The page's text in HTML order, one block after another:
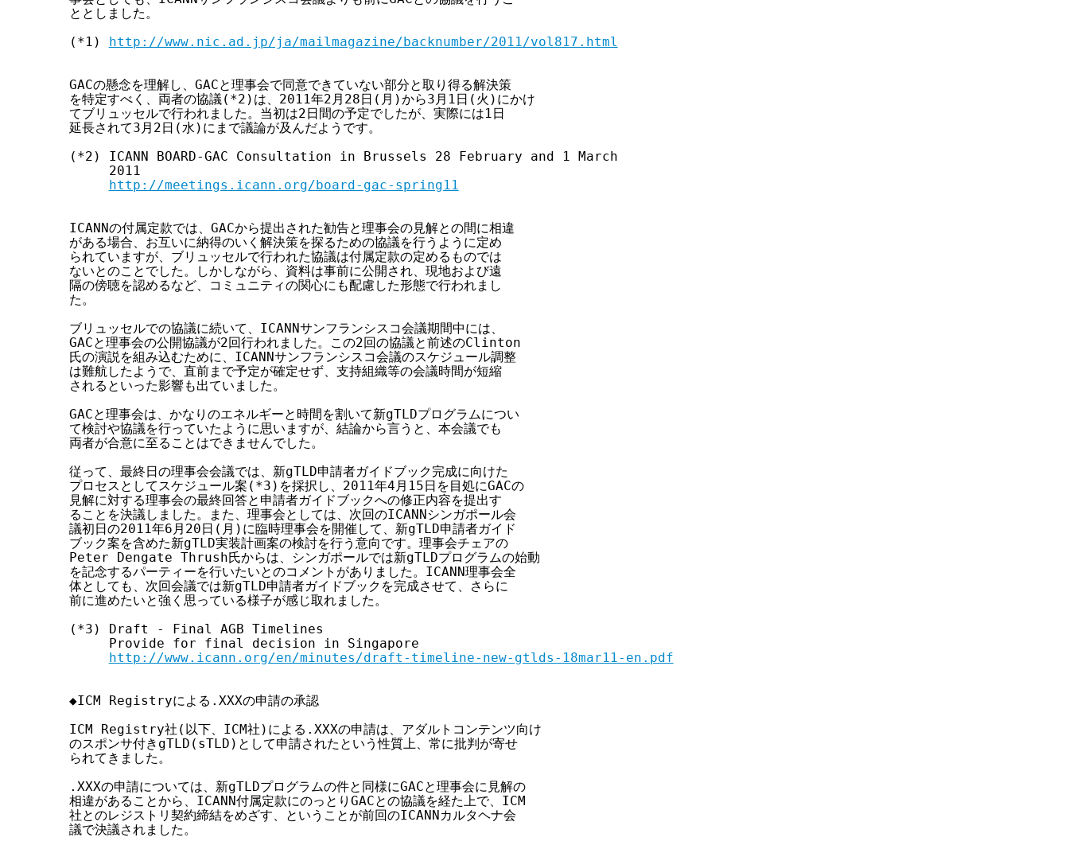
ととしました。
(*1) http://www.nic.ad.jp/ja/mailmagazine/backnumber/2011/vol817.html
GACの懸念を理解し、GACと理事会で同意できていない部分と取り得る解決策
を特定すべく、両者の協議(*2)は、2011年2月28日(月)から3月1日(火)にかけ
てブリュッセルで行われました。当初は2日間の予定でしたが、実際には1日
延長されて3月2日(水)にまで議論が及んだようです。
(*2) ICANN BOARD-GAC Consultation in Brussels 28 February and 1 March
     2011
http://meetings.icann.org/board-gac-spring11
ICANNの付属定款では、GACから提出された勧告と理事会の見解との間に相違
がある場合、お互いに納得のいく解決策を探るための協議を行うように定め
られていますが、ブリュッセルで行われた協議は付属定款の定めるものでは
ないとのことでした。しかしながら、資料は事前に公開され、現地および遠
隔の傍聴を認めるなど、コミュニティの関心にも配慮した形態で行われまし
た。
ブリュッセルでの協議に続いて、ICANNサンフランシスコ会議期間中には、
GACと理事会の公開協議が2回行われました。この2回の協議と前述のClinton
氏の演説を組み込むために、ICANNサンフランシスコ会議のスケジュール調整
は難航したようで、直前まで予定が確定せず、支持組織等の会議時間が短縮
されるといった影響も出ていました。
GACと理事会は、かなりのエネルギーと時間を割いて新gTLDプログラムについ
て検討や協議を行っていたように思いますが、結論から言うと、本会議でも
両者が合意に至ることはできませんでした。
従って、最終日の理事会会議では、新gTLD申請者ガイドブック完成に向けた
プロセスとしてスケジュール案(*3)を採択し、2011年4月15日を目処にGACの
見解に対する理事会の最終回答と申請者ガイドブックへの修正内容を提出す
ることを決議しました。また、理事会としては、次回のICANNシンガポール会
議初日の2011年6月20日(月)に臨時理事会を開催して、新gTLD申請者ガイド
ブック案を含めた新gTLD実装計画案の検討を行う意向です。理事会チェアの
Peter Dengate Thrush氏からは、シンガポールでは新gTLDプログラムの始動
を記念するパーティーを行いたいとのコメントがありました。ICANN理事会全
体としても、次回会議では新gTLD申請者ガイドブックを完成させて、さらに
前に進めたいと強く思っている様子が感じ取れました。
(*3) Draft - Final AGB Timelines
     Provide for final decision in Singapore
http://www.icann.org/en/minutes/draft-timeline-new-gtlds-18mar11-en.pdf
◆ICM Registryによる.XXXの申請の承認
ICM Registry社(以下、ICM社)による.XXXの申請は、アダルトコンテンツ向け
のスポンサ付きgTLD(sTLD)として申請されたという性質上、常に批判が寄せ
られてきました。
.XXXの申請については、新gTLDプログラムの件と同様にGACと理事会に見解の
相違があることから、ICANN付属定款にのっとりGACとの協議を経た上で、ICM
社とのレジストリ契約締結をめざす、ということが前回のICANNカルタヘナ会
議で決議されました。